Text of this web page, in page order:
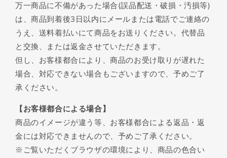
万一商品に不備があった場合(誤品配送・破損・汚損等)
は、商品到着後3日以内にメールまたは電話でご連絡の
うえ、送料着払いにて商品をお送りください。代替品
と交換、または返金させていただきます。
但し、お客様都合により、商品のお受け取りが遅れた
場合、対応できない場合もございますので、予めご了
承ください。
【お客様都合による場合】
商品のイメージが違う等、お客様都合による返品・返
金には対応できませんので、予めご了承ください。
※ご覧いただくブラウザの環境により、商品の色合い